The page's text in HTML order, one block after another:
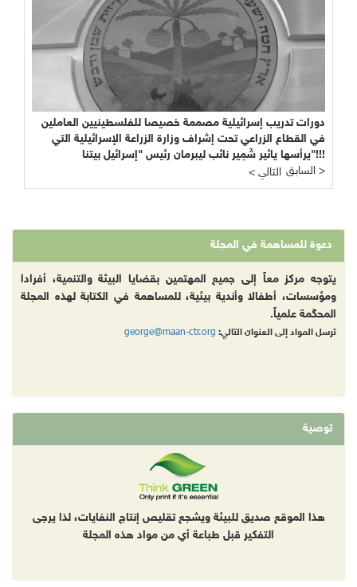
دورات تدريب إسرائيلية مصممة خصيصا للفلسطينيين العاملين
في القطاع الزراعي تحت إشراف وزارة الزراعة الإسرائيلية التي
يرأسها يائير شَمِير نائب ليبرمان رئيس "إسرائيل بيتنا"!!!
< التالي
السابق >
دعوة للمساهمة في المجلة
يتوجه مركز معاً إلى جميع المهتمين بقضايا البيئة والتنمية، أفرادا
ومؤسسات، أطفالا وأندية بيئية، للمساهمة في الكتابة لهذه المجلة
المحكّمة علمياً.
ترسل المواد إلى العنوان التالي: george@maan-ctr.org
توصية
هذا الموقع صديق للبيئة ويشجع تقليص إنتاج النفايات، لذا يرجى
التفكير قبل طباعة أي من مواد هذه المجلة